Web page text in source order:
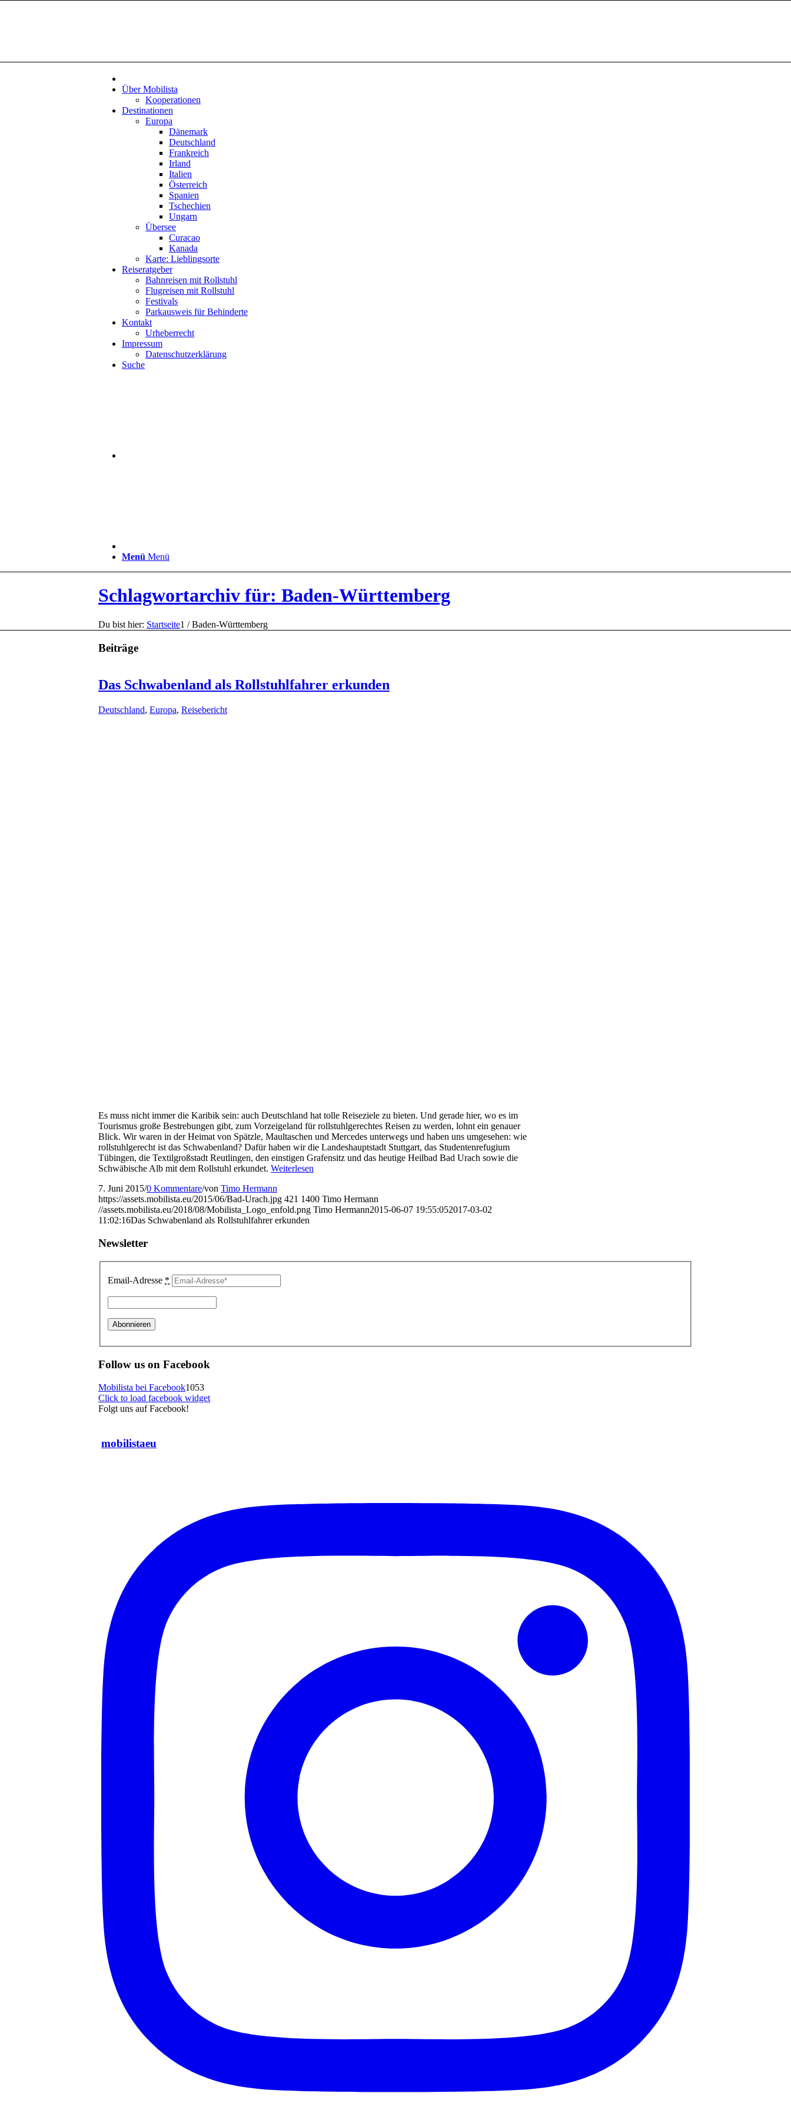
Über Mobilista
Kooperationen
Destinationen
Europa
Dänemark
Deutschland
Frankreich
Irland
Italien
Österreich
Spanien
Tschechien
Ungarn
Übersee
Curacao
Kanada
Karte: Lieblingsorte
Reiseratgeber
Bahnreisen mit Rollstuhl
Flugreisen mit Rollstuhl
Festivals
Parkausweis für Behinderte
Kontakt
Urheberrecht
Impressum
Datenschutzerklärung
Suche
Menü Menü
Schlagwortarchiv für: Baden-Württemberg
Du bist hier: Startseite1 / Baden-Württemberg
Beiträge
Das Schwabenland als Rollstuhlfahrer erkunden
Deutschland, Europa, Reisebericht
Es muss nicht immer die Karibik sein: auch Deutschland hat tolle Reiseziele zu bieten. Und gerade hier, wo es im
Tourismus große Bestrebungen gibt, zum Vorzeigeland für rollstuhlgerechtes Reisen zu werden, lohnt ein genauer
Blick. Wir waren in der Heimat von Spätzle, Maultaschen und Mercedes unterwegs und haben uns umgesehen: wie
rollstuhlgerecht ist das Schwabenland? Dafür haben wir die Landeshauptstadt Stuttgart, das Studentenrefugium
Tübingen, die Textilgroßstadt Reutlingen, den einstigen Grafensitz und das heutige Heilbad Bad Urach sowie die
Schwäbische Alb mit dem Rollstuhl erkundet. Weiterlesen
7. Juni 2015/0 Kommentare/von Timo Hermann
https://assets.mobilista.eu/2015/06/Bad-Urach.jpg 421 1400 Timo Hermann
//assets.mobilista.eu/2018/08/Mobilista_Logo_enfold.png Timo Hermann2015-06-07 19:55:052017-03-02
11:02:16Das Schwabenland als Rollstuhlfahrer erkunden
Newsletter
Email-Adresse *
Follow us on Facebook
Mobilista bei Facebook1053
Click to load facebook widget
Folgt uns auf Facebook!
mobilistaeu